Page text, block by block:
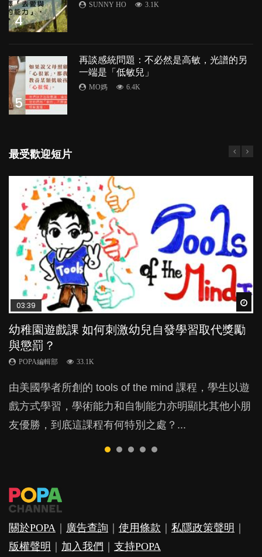
4
SUNNY HO 3.1K
5
再談感統問題：不必然是高敏，光譜的另
一端是「低敏兒」
MO媽 6.4K
最受歡迎短片
03:39
幼稚園遊戲課 如何刺激幼兒自發學習取代獎勵
與懲罰？
POPA編輯部 33.1K
由美國學者所創的 tools of the mind 課程，學生以遊
戲方式學習，學術能力和自制能力亦明顯比其他小朋
友優勝，到底這課程有何特別之處？...
04:59
幼兒playgroup真係玩耍中學習？研究指BB 15個
月大前上堂不見效果
POPA編輯部 47.1K
現今小朋友的起跑線，愈推愈前。雖然政府並無官方
的統計數字，但粗略估算，香港至少有六、七百家早
期教育中心，但孩子是否愈早上Playgroup愈好？...
03:02
老公患產後憂鬱症對BB的影響
POPA編輯部
鬱，影響日常生活，嚴重的甚至會有自殺，或傷害小
朋友的念頭。但為何爸爸患上產後抑鬱往往難以察
覺？...
04:06
全職好？在職好？｜全職媽媽與在職媽媽的壓
力與價值
POPA編輯部 25.8K
許多媽媽心底可能都有一刻掙扎過：究竟全職好，還
是在職好。雖說每個家庭都有自己的獨特狀況和考慮
因素，但原來全職和在職媽媽所養育的子女其實都各
04:18
凡事以BB為中心，就係好爸媽？｜別忽視父母
的身心虛耗
POPA編輯部 31.5K
父母日夜無間、身心俱疲地照顧BB，如何做到正向
教養？部份父母更會為了小朋友放棄自己的嗜好、減
少出席朋友聚會等等，你以為會換來美好的親子關
係，有助小朋友成長，但原來父母身心虛耗對孩子的
關於POPA ｜ 廣告查詢 ｜ 使用條款 ｜ 私隱政策聲明 ｜
版權聲明 ｜ 加入我們 ｜ 支持POPA